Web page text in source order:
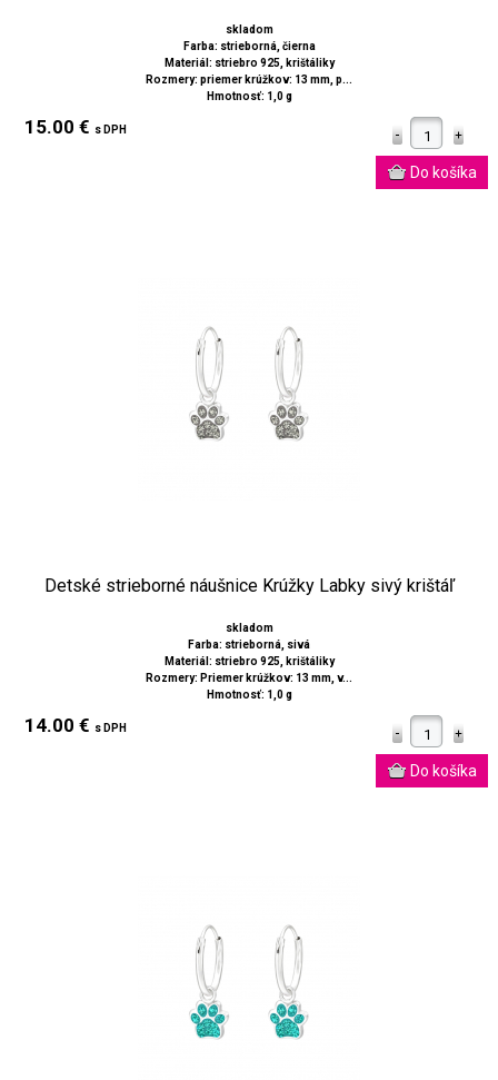
skladom
Farba: strieborná, čierna
Materiál: striebro 925, krištáliky
Rozmery: priemer krúžkov: 13 mm, p...
Hmotnosť: 1,0 g
15.00 € s DPH
Detské strieborné náušnice Krúžky Labky sivý krištáľ
skladom
Farba: strieborná, sivá
Materiál: striebro 925, krištáliky
Rozmery: Priemer krúžkov: 13 mm, v...
Hmotnosť: 1,0 g
14.00 € s DPH